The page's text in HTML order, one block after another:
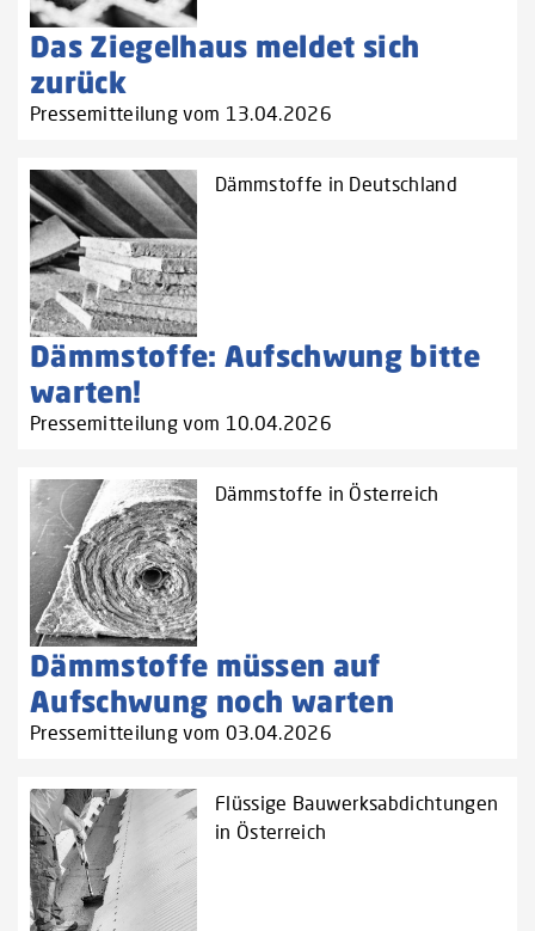
Das Ziegelhaus meldet sich
zurück
Pressemitteilung vom 13.04.2026
Dämmstoffe in Deutschland
Dämmstoffe: Aufschwung bitte
warten!
Pressemitteilung vom 10.04.2026
Dämmstoffe in Österreich
Dämmstoffe müssen auf
Aufschwung noch warten
Pressemitteilung vom 03.04.2026
Flüssige Bauwerksabdichtungen
in Österreich